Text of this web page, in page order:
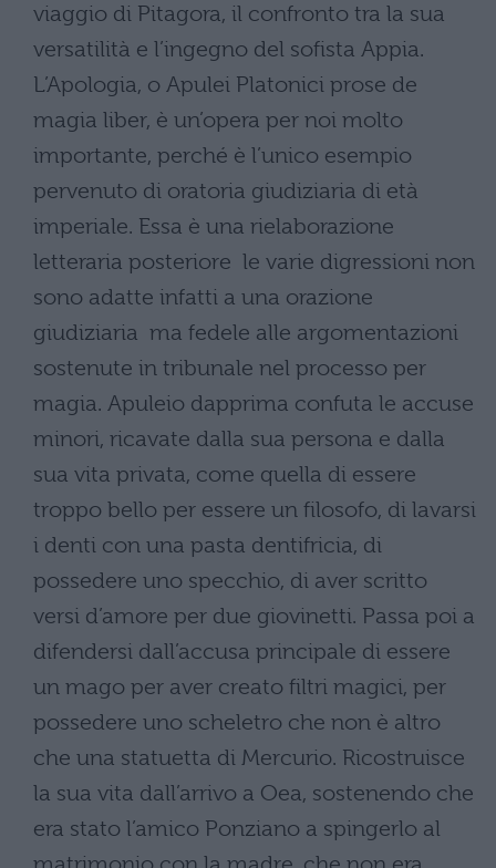
viaggio di Pitagora, il confronto tra la sua
versatilità e l’ingegno del sofista Appia.
L’Apologia, o Apulei Platonici prose de
magia liber, è un’opera per noi molto
importante, perché è l’unico esempio
pervenuto di oratoria giudiziaria di età
imperiale. Essa è una rielaborazione
letteraria posteriore ­ le varie digressioni non
sono adatte infatti a una orazione
giudiziaria ­ ma fedele alle argomentazioni
sostenute in tribunale nel processo per
magia. Apuleio dapprima confuta le accuse
minori, ricavate dalla sua persona e dalla
sua vita privata, come quella di essere
troppo bello per essere un filosofo, di lavarsi
i denti con una pasta dentifricia, di
possedere uno specchio, di aver scritto
versi d’amore per due giovinetti. Passa poi a
difendersi dall’accusa principale di essere
un mago per aver creato filtri magici, per
possedere uno scheletro che non è altro
che una statuetta di Mercurio. Ricostruisce
la sua vita dall’arrivo a Oea, sostenendo che
era stato l’amico Ponziano a spingerlo al